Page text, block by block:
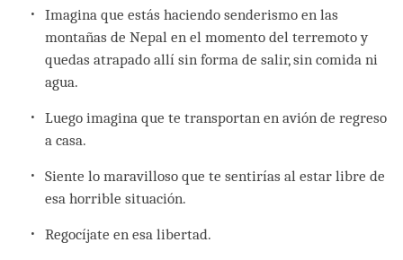
Imagina que estás haciendo senderismo en las
montañas de Nepal en el momento del terremoto y
quedas atrapado allí sin forma de salir, sin comida ni
agua.
Luego imagina que te transportan en avión de regreso
a casa.
Siente lo maravilloso que te sentirías al estar libre de
esa horrible situación.
Regocíjate en esa libertad.